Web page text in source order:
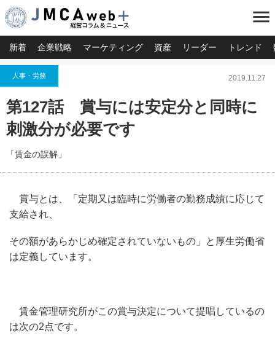
menu
新着 企業戦略 マーケティング 資産 リーダー トレンド
人事・労務 2019.11.27
第127話 賞与には安定分と同時に
刺激分が必要です
「賃金の誤解」
賞与とは、「定期又は臨時に労働者の勤務成績に応じて
支給され、
その額があらかじめ確定されていないもの」と厚生労働省
は定義しています。
賃金管理研究所がこの賞与決定について提唱しているの
は次の2点です。